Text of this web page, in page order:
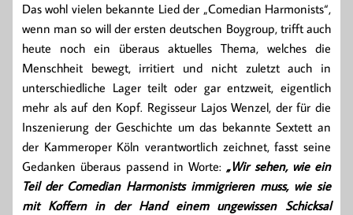
Das wohl vielen bekannte Lied der „Comedian Harmonists“,
wenn man so will der ersten deutschen Boygroup, trifft auch
heute noch ein überaus aktuelles Thema, welches die
Menschheit bewegt, irritiert und nicht zuletzt auch in
unterschiedliche Lager teilt oder gar entzweit, eigentlich
mehr als auf den Kopf. Regisseur Lajos Wenzel, der für die
Inszenierung der Geschichte um das bekannte Sextett an
der Kammeroper Köln verantwortlich zeichnet, fasst seine
Gedanken überaus passend in Worte: „Wir sehen, wie ein
Teil der Comedian Harmonists immigrieren muss, wie sie
mit Koffern in der Hand einem ungewissen Schicksal